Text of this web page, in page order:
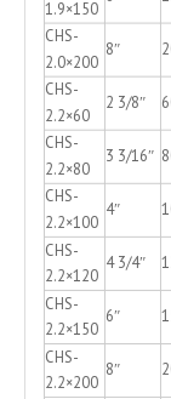
1.9×150
CHS-
2.0×200
8″
CHS-
2.2×60
2 3/8″
CHS-
2.2×80
3 3/16″
CHS-
2.2×100
4″
CHS-
2.2×120
4 3/4″
CHS-
2.2×150
6″
CHS-
2.2×200
8″